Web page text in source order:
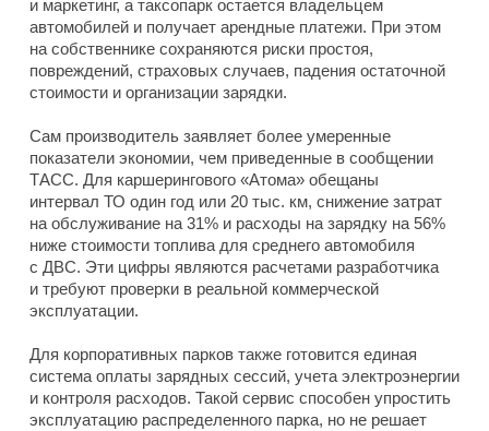
и маркетинг, а таксопарк остается владельцем
автомобилей и получает арендные платежи. При этом
на собственнике сохраняются риски простоя,
повреждений, страховых случаев, падения остаточной
стоимости и организации зарядки.
Сам производитель заявляет более умеренные
показатели экономии, чем приведенные в сообщении
ТАСС. Для каршерингового «Атома» обещаны
интервал ТО один год или 20 тыс. км, снижение затрат
на обслуживание на 31% и расходы на зарядку на 56%
ниже стоимости топлива для среднего автомобиля
с ДВС. Эти цифры являются расчетами разработчика
и требуют проверки в реальной коммерческой
эксплуатации.
Для корпоративных парков также готовится единая
система оплаты зарядных сессий, учета электроэнергии
и контроля расходов. Такой сервис способен упростить
эксплуатацию распределенного парка, но не решает